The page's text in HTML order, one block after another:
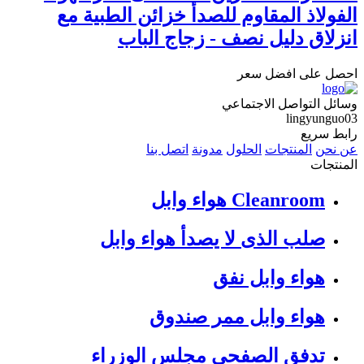
الفولاذ المقاوم للصدأ خزائن الطبية مع
انزلاق دليل نصف - زجاج الباب
احصل على افضل سعر
وسائل التواصل الاجتماعي
lingyunguo03
رابط سريع
عن نحن المنتجات الحلول مدونة اتصل بنا
المنتجات
Cleanroom هواء وابل
صلب الذى لا يصدأ هواء وابل
هواء وابل نفق
هواء وابل ممر صندوق
تدفق الصفحي مجلس الوزراء